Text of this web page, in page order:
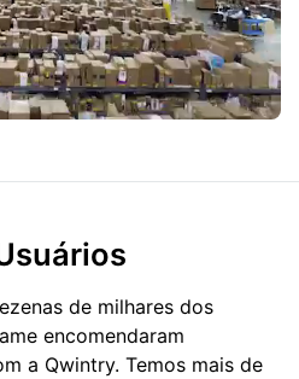
de milhares dos
encomendaram
a Qwintry. Temos mais de